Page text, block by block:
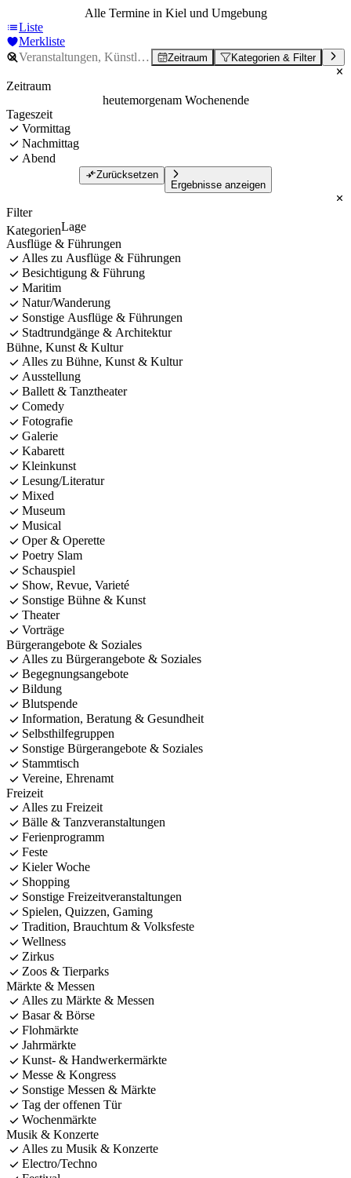
Alle Termine in Kiel und Umgebung
Liste
Merkliste
Zeitraum Kategorien & Filter
Zeitraum
heutemorgenam Wochenende
Tageszeit
Vormittag
Nachmittag
Abend
Zurücksetzen
Ergebnisse anzeigen
Filter
KategorienLage
Ausflüge & Führungen
Alles zu Ausflüge & Führungen
Besichtigung & Führung
Maritim
Natur/Wanderung
Sonstige Ausflüge & Führungen
Stadtrundgänge & Architektur
Bühne, Kunst & Kultur
Alles zu Bühne, Kunst & Kultur
Ausstellung
Ballett & Tanztheater
Comedy
Fotografie
Galerie
Kabarett
Kleinkunst
Lesung/Literatur
Mixed
Museum
Musical
Oper & Operette
Poetry Slam
Schauspiel
Show, Revue, Varieté
Sonstige Bühne & Kunst
Theater
Vorträge
Bürgerangebote & Soziales
Alles zu Bürgerangebote & Soziales
Begegnungsangebote
Bildung
Blutspende
Information, Beratung & Gesundheit
Selbsthilfegruppen
Sonstige Bürgerangebote & Soziales
Stammtisch
Vereine, Ehrenamt
Freizeit
Alles zu Freizeit
Bälle & Tanzveranstaltungen
Ferienprogramm
Feste
Kieler Woche
Shopping
Sonstige Freizeitveranstaltungen
Spielen, Quizzen, Gaming
Tradition, Brauchtum & Volksfeste
Wellness
Zirkus
Zoos & Tierparks
Märkte & Messen
Alles zu Märkte & Messen
Basar & Börse
Flohmärkte
Jahrmärkte
Kunst- & Handwerkermärkte
Messe & Kongress
Sonstige Messen & Märkte
Tag der offenen Tür
Wochenmärkte
Musik & Konzerte
Alles zu Musik & Konzerte
Electro/Techno